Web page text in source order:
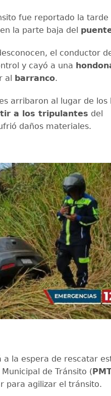
fue reportado la tarde
la parte baja del
el conductor
y cayó a una
al barranco.
arribaron al lugar de los
a los tripulantes del
daños materiales.
a la espera de rescatar
de Tránsito (
para agilizar el tránsito.